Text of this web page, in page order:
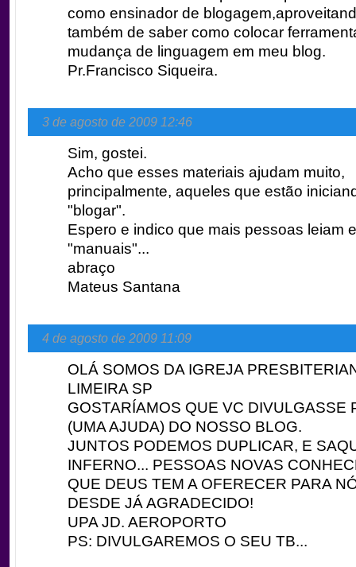
como ensinador de
também de saber como colocar
mudança de linguagem em meu blog.
Pr.Francisco Siqueira.
3 de agosto de 2009 12:46
Sim, gostei.
Acho que esses materiais ajudam muito,
principalmente, aqueles que estão
"blogar".
Espero e indico que mais pessoas leiam
"manuais"...
abraço
Mateus Santana
4 de agosto de 2009 11:09
OLÁ SOMOS DA IGREJA
LIMEIRA SP
GOSTARÍAMOS QUE VC DIVULGASSE
(UMA AJUDA) DO NOSSO BLOG.
JUNTOS PODEMOS DUPLICAR, E
INFERNO... PESSOAS NOVAS
QUE DEUS TEM A OFERECER PARA
DESDE JÁ AGRADECIDO!
UPA JD. AEROPORTO
PS: DIVULGAREMOS O SEU TB...